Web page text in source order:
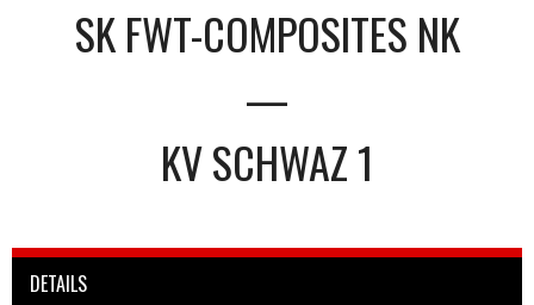
SK FWT-COMPOSITES NK
—
KV SCHWAZ 1
DETAILS